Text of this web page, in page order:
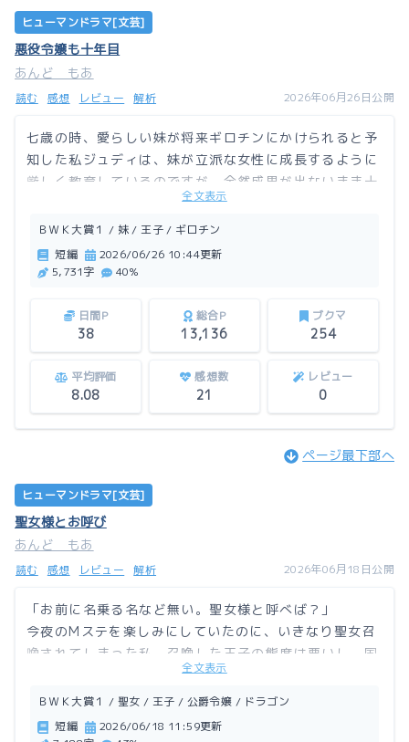
ヒューマンドラマ[文芸]
悪役令嬢も十年目
あんど もあ
読む 感想 レビュー 解析 2026年06月26日公開
七歳の時、愛らしい妹が将来ギロチンにかけられると予
知した私ジュディは、妹が立派な女性に成長するように
厳しく教育しているのですが、全然成果が出ないまま十
年。妹のファンたちには目の敵にされ、妹の婚約者の王
子の態度も何かおかしいけど、それでも私は厳しくいき
ます！
全文表示
ＢＷＫ大賞１ / 妹 / 王子 / ギロチン
短編
2026/06/26 10:44更新
5,731字
40%
日間P
38
総合P
13,136
ブクマ
254
平均評価
8.08
感想数
21
レビュー
0
ページ最下部へ
ヒューマンドラマ[文芸]
聖女様とお呼び
あんど もあ
読む 感想 レビュー 解析 2026年06月18日公開
「お前に名乗る名など無い。聖女様と呼べば？」
今夜のMステを楽しみにしていたのに、いきなり聖女召
喚されてしまった私。召喚した王子の態度は悪いし、国
もろくなもんじゃない。滅んでしまえこんな国！
売られた喧嘩は買って殴り返す聖女（？）のお話。
全文表示
ＢＷＫ大賞１ / 聖女 / 王子 / 公爵令嬢 / ドラゴン
短編
2026/06/18 11:59更新